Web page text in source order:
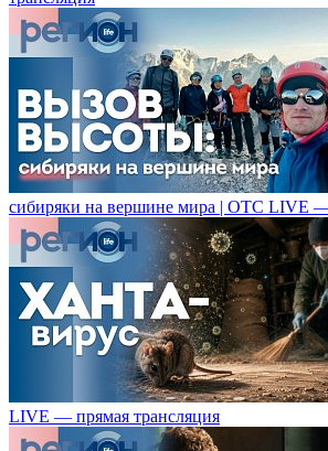
сибиряки на вершине мира | ОТС LIVE —
LIVE — прямая трансляция